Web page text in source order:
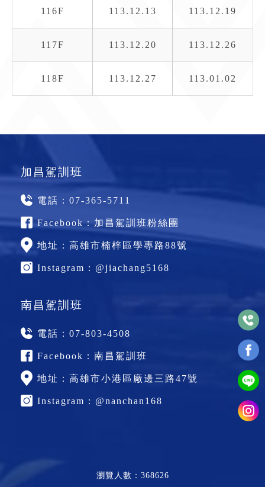
116F 113.12.13 113.12.19
117F 113.12.20 113.12.26
118F 113.12.27 113.01.02
加昌駕訓班
電話： 07-365-5711
Facebook：加昌駕訓班粉絲團
地址： 高雄市楠梓區學專路88號
Instagram： @jiachang5168
南昌駕訓班
電話： 07-803-4508
Facebook： 南昌駕訓班
地址： 高雄市小港區廠邊三路47號
Instagram： @nanchan168
瀏覽人數：368626